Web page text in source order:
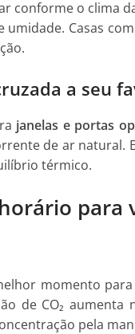
conforme o clima
umidade. Casas
a seu
janelas e portas
de ar natural.
térmico.
para
momento
de CO₂
pela